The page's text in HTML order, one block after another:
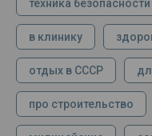
техника безопасности
в клинику
отдых в СССР
про строительство